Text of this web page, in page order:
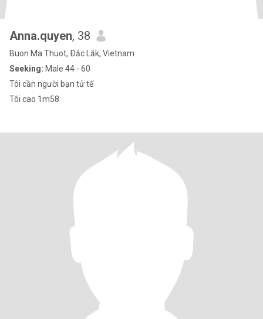
Anna.quyen, 38
Buon Ma Thuot, Ðắc Lắk, Vietnam
Seeking: Male 44 - 60
Tôi cần người bạn tử tế
Tôi cao 1m58